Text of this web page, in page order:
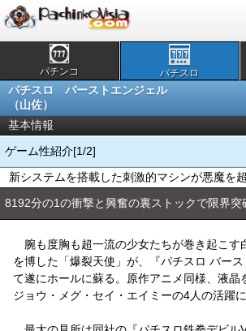
パチンコ パチスロ
パチスロ バーストエンジェル
（山佐）
基本情報
ゲーム性紹介[1/2]
新システムを搭載した刺激的マシンが悪魔を
8192分の1の衝撃と興奮の裏ストックで限界突
腕も度胸も超一流の少女たちが巻き起こす
を博した「爆裂天使」が、『パチスロ バー
て遂にホールに蘇る。原作アニメ同様、液晶
ジョウ・メグ・セイ・エイミーの4人の活躍に